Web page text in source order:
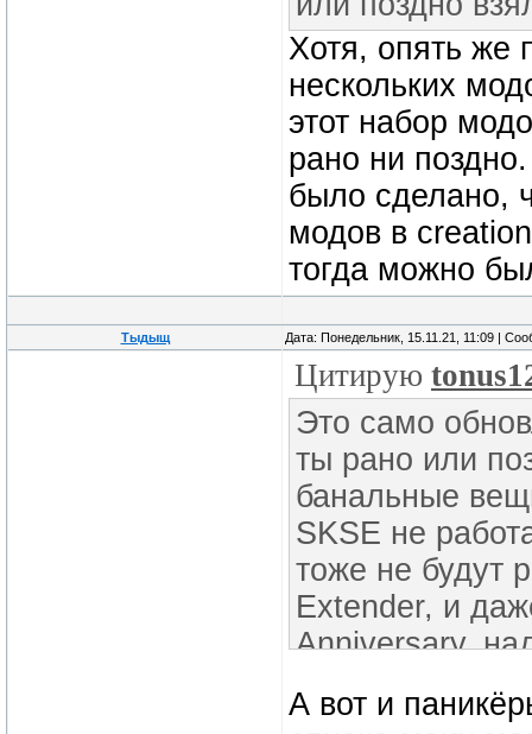
Хотя, опять же
нескольких
этот набор
рано ни
было сделано,
модов в
тогда можно
Тыдыщ Дата: Понедельник, 15.11.21, 11:09 |
Цитирую
Это само
ты рано или
банальные
SKSE не
тоже не будут
Extender, и
Anniversary,
Preliminary AE
А вот и